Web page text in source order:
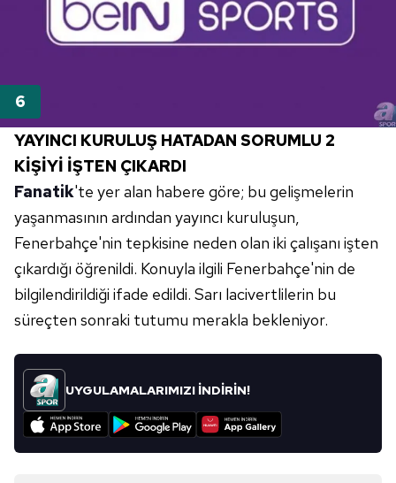
YAYINCI KURULUŞ HATADAN SORUMLU 2
KİŞİYİ İŞTEN ÇIKARDI
Fanatik'te yer alan habere göre; bu gelişmelerin
yaşanmasının ardından yayıncı kuruluşun,
Fenerbahçe'nin tepkisine neden olan iki çalışanı işten
çıkardığı öğrenildi. Konuyla ilgili Fenerbahçe'nin de
bilgilendirildiği ifade edildi. Sarı lacivertlilerin bu
süreçten sonraki tutumu merakla bekleniyor.
UYGULAMALARIMIZI İNDİRİN!